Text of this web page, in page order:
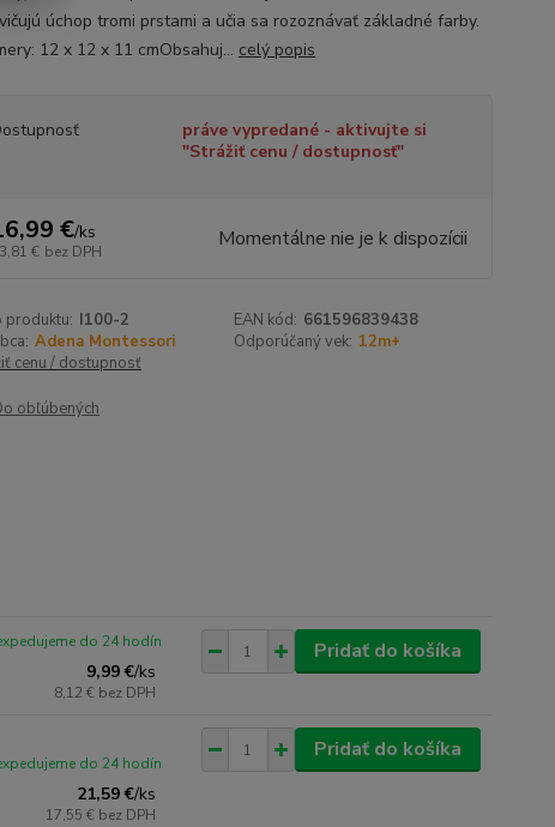
úchop tromi prstami a učia sa rozoznávať základné farby.
12 x 12 x 11 cmObsahuj... celý popis
práve vypredané - aktivujte si
"Strážiť cenu / dostupnosť"
€/ks
€ bez DPH Momentálne nie je k dispozícii
produktu: I100-2 EAN kód: 661596839438
Adena Montessori Odporúčaný vek: 12m+
cenu / dostupnosť
obľúbených
9,99 €/ks
8,12 € bez DPH
do 24 hodín Pridať do košíka
21,59 €/ks
17,55 € bez DPH
do 24 hodín
Pridať do košíka